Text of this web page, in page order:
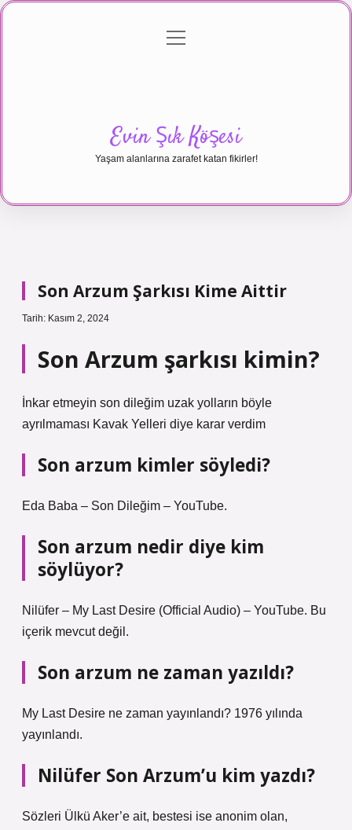
Gizlilik Politikası
menüyü
Evin Şık Köşesi
Yaşam alanlarına zarafet katan fikirler!
Son Arzum Şarkısı Kime Aittir
Tarih: Kasım 2, 2024
Son Arzum şarkısı kimin?
İnkar etmeyin son dileğim uzak yolların böyle
ayrılmaması Kavak Yelleri diye karar verdim
Son arzum kimler söyledi?
Eda Baba – Son Dileğim – YouTube.
Son arzum nedir diye kim
söylüyor?
Nilüfer – My Last Desire (Official Audio) – YouTube. Bu
içerik mevcut değil.
Son arzum ne zaman yazıldı?
My Last Desire ne zaman yayınlandı? 1976 yılında
yayınlandı.
Nilüfer Son Arzum’u kim yazdı?
Sözleri Ülkü Aker’e ait, bestesi ise anonim olan,